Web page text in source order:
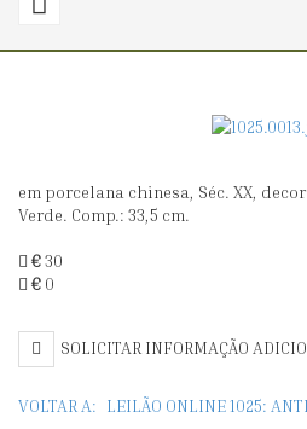
〈€
FRASCO
CHÁ
em porcelana chinesa, Séc. XX,
Verde. Comp.: 33,5 cm.
€30
€ 0
SOLICITAR INFORMAÇÃO
VOLTAR A: LEILÃO ONLINE 1025: